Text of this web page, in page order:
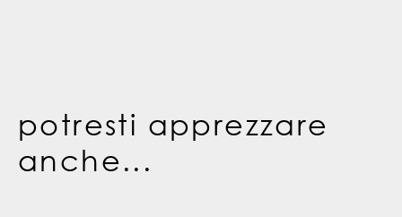
potresti apprezzare
anche...